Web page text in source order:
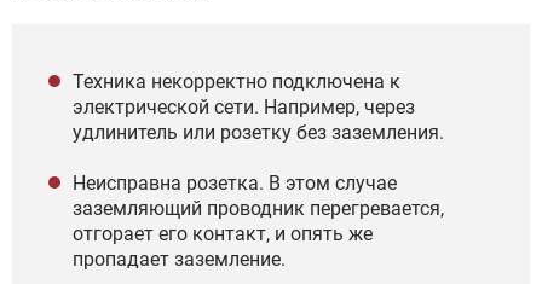
Техника некорректно подключена к
электрической сети. Например, через
удлинитель или розетку без заземления.
Неисправна розетка. В этом случае
заземляющий проводник перегревается,
отгорает его контакт, и опять же
пропадает заземление.